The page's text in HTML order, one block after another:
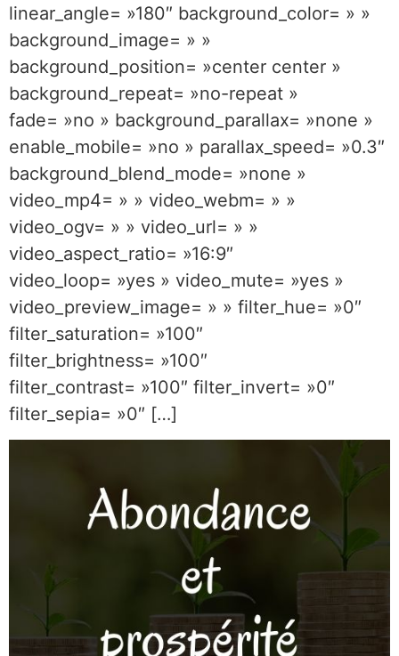
linear_angle= »180″ background_color= » »
background_image= » »
background_position= »center center »
background_repeat= »no-repeat »
fade= »no » background_parallax= »none »
enable_mobile= »no » parallax_speed= »0.3″
background_blend_mode= »none »
video_mp4= » » video_webm= » »
video_ogv= » » video_url= » »
video_aspect_ratio= »16:9″
video_loop= »yes » video_mute= »yes »
video_preview_image= » » filter_hue= »0″
filter_saturation= »100″
filter_brightness= »100″
filter_contrast= »100″ filter_invert= »0″
filter_sepia= »0″ […]